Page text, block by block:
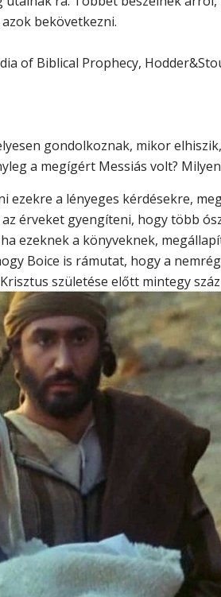
bekövetkezni.
of Biblical Prophecy,
gondolkoznak, mikor
a megígért Messiás volt?
ezekre a lényeges kérdésekre,
érveket gyengíteni, hogy több
ezeknek a könyveknek,
Boice is rámutat, hogy a
születése előtt mintegy